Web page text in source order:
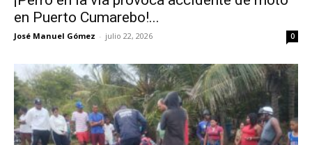
en Puerto Cumarebo!...
José Manuel Gómez - julio 22, 2026 0